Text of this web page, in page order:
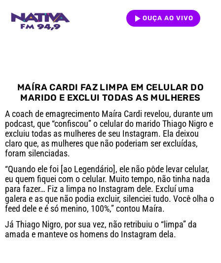
OUÇA AO VIVO
MAÍRA CARDI FAZ LIMPA EM CELULAR DO
MARIDO E EXCLUI TODAS AS MULHERES
A coach de emagrecimento Maíra Cardi revelou, durante um
podcast, que “confiscou” o celular do marido Thiago Nigro e
excluiu todas as mulheres de seu Instagram. Ela deixou
claro que, as mulheres que não poderiam ser excluídas,
foram silenciadas.
“Quando ele foi [ao Legendário], ele não pôde levar celular,
eu quem fiquei com o celular. Muito tempo, não tinha nada
para fazer… Fiz a limpa no Instagram dele. Excluí uma
galera e as que não podia excluir, silenciei tudo. Você olha o
feed dele e é só menino, 100%,” contou Maíra.
Já Thiago Nigro, por sua vez, não retribuiu o “limpa” da
amada e manteve os homens do Instagram dela.